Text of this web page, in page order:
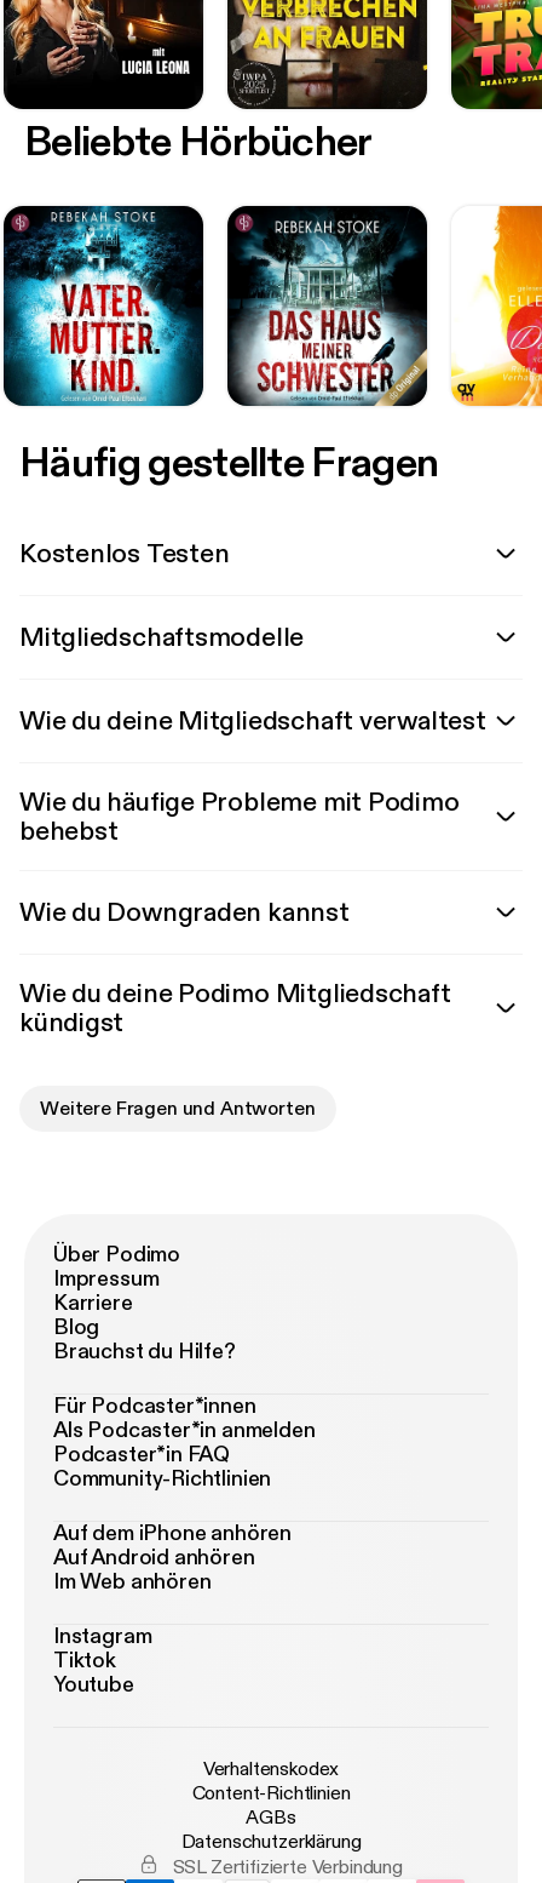
Beliebte Hörbücher
Häufig gestellte Fragen
Kostenlos Testen
Mitgliedschaftsmodelle
Wie du deine Mitgliedschaft verwaltest
Wie du häufige Probleme mit Podimo
behebst
Wie du Downgraden kannst
Wie du deine Podimo Mitgliedschaft
kündigst
Weitere Fragen und Antworten
Über Podimo
Impressum
Karriere
Blog
Brauchst du Hilfe?
Für Podcaster*innen
Als Podcaster*in anmelden
Podcaster*in FAQ
Community-Richtlinien
Auf dem iPhone anhören
Auf Android anhören
Im Web anhören
Instagram
Tiktok
Youtube
Verhaltenskodex
Content-Richtlinien
AGBs
Datenschutzerklärung
SSL Zertifizierte Verbindung